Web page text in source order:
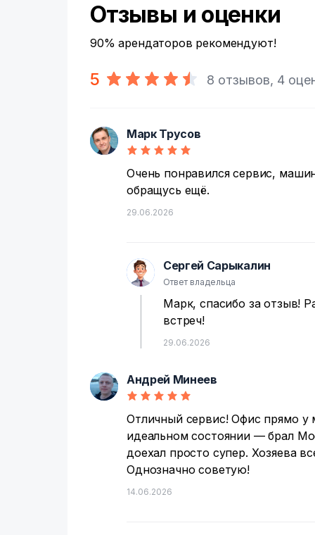
Отзывы и оценки
90% арендаторов рекомендуют!
5 8 отзывов, 4
М Марк Трусов
Очень понравился сервис,
обращусь ещё.
29.06.2026
С Сергей Сарыкалин
Ответ владельца
Марк, спасибо за отзыв!
встреч!
29.06.2026
А Андрей Минеев
Отличный сервис! Офис прямо
идеальном состоянии — брал
доехал просто супер. Хозяева
Однозначно советую!
14.06.2026